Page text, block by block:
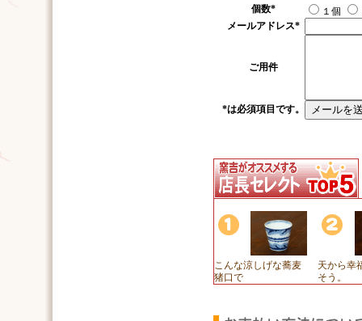
個数* １個
メールアドレス*
ご用件
*は必須項目です。
こんな涼しげな蕎麦
猪口で
天から幸
そう。